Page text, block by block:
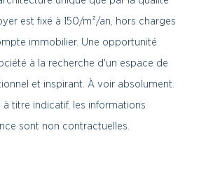
est fixé à 150/m²/an, hors charges
immobilier. Une opportunité
à la recherche d'un espace de
et inspirant. À voir absolument.
à titre indicatif, les informations
sont non contractuelles.